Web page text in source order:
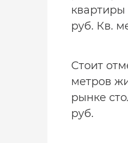
квартиры
руб. Кв.
Стоит
метров
рынке
руб.